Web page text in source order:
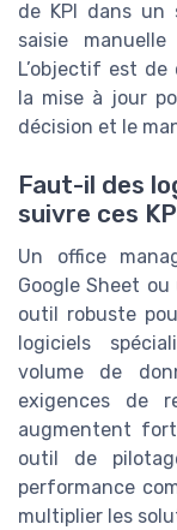
de KPI dans un
saisie
L’objectif est
la mise à jour
décision et le
Faut-il des
suivre ces
Un office
Google Sheet
outil robuste
logiciels
volume de
exigences de
augmentent
outil de
performance
multiplier les